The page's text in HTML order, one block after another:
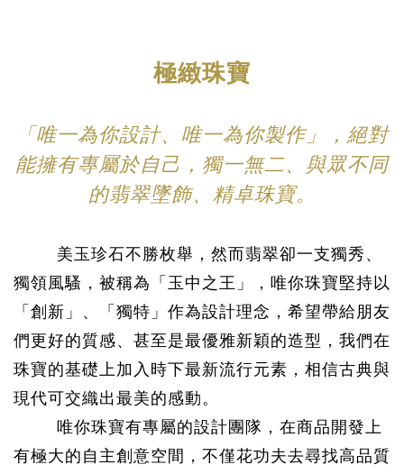
極緻珠寶
「唯一為你設計、唯一為你製作」，絕對
能擁有專屬於自己，獨一無二、與眾不同
的翡翠墜飾、精卓珠寶。
美玉珍石不勝枚舉，然而翡翠卻一支獨秀、
獨領風騷，被稱為「玉中之王」，唯你珠寶堅持以
「創新」、「獨特」作為設計理念，希望帶給朋友
們更好的質感、甚至是最優雅新穎的造型，我們在
珠寶的基礎上加入時下最新流行元素，相信古典與
現代可交織出最美的感動。
唯你珠寶有專屬的設計團隊，在商品開發上
有極大的自主創意空間，不僅花功夫去尋找高品質